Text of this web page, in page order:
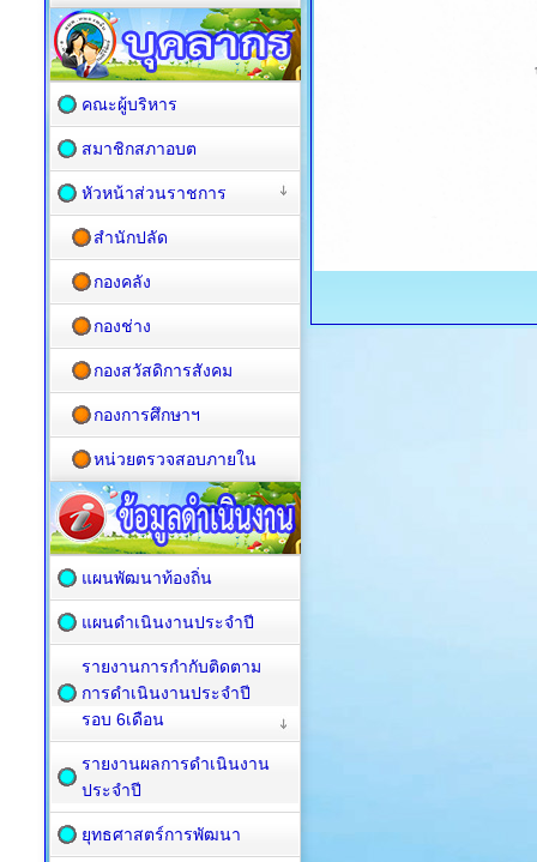
คณะผู้บริหาร
สมาชิกสภาอบต
หัวหน้าส่วนราชการ
สำนักปลัด
กองคลัง
กองช่าง
กองสวัสดิการสังคม
กองการศึกษาฯ
หน่วยตรวจสอบภายใน
แผนพัฒนาท้องถิ่น
แผนดำเนินงานประจำปี
รายงานการกำกับติดตาม
การดำเนินงานประจำปี
รอบ 6เดือน
รายงานผลการดำเนินงาน
ประจำปี
ยุทธศาสตร์การพัฒนา